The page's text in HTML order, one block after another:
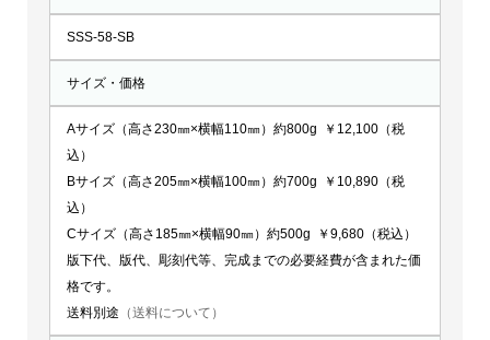
SSS-58-SB
サイズ・価格
Aサイズ（高さ230㎜×横幅110㎜）約800g ￥12,100（税
込）
Bサイズ（高さ205㎜×横幅100㎜）約700g ￥10,890（税
込）
Cサイズ（高さ185㎜×横幅90㎜）約500g ￥9,680（税込）
版下代、版代、彫刻代等、完成までの必要経費が含まれた価
格です。
送料別途 （送料について）